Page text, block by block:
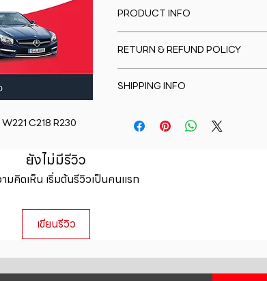
C218 R230
PRODUCT INFO
information about your product
material, care and cleaning
great space to write what
RETURN & REFUND POLICY
to let your customers know what
straightforward refund or
way to build trust and reassure
SHIPPING INFO
information about your shipping
can buy from you with confidence.
ยังไม่มีรีวิว
มคิดเห็น เริ่มต้นรีวิวเป็นคนแรก
เขียนรีวิว